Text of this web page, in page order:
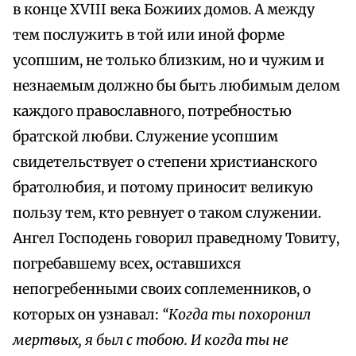
в конце XVIII века Божиих домов. А между
тем послужить в той или иной форме
усопшим, не только близким, но и чужим и
незнаемым должно бы быть любимым делом
каждого православного, потребностью
братской любви. Служение усопшим
свидетельствует о степени христианского
братолюбия, и потому приносит великую
пользу тем, кто ревнует о таком служении.
Ангел Господень говорил праведному Товиту,
погребавшему всех, оставшихся
непогребенными своих соплеменников, о
которых он узнавал: “Когда ты похоронил
мертвых, я был с тобою. И когда ты не